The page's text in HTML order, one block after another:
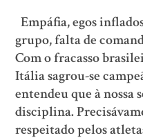
Empáfia, egos
grupo, falta de
Com o fracasso
Itália sagrou-se
entendeu que à
disciplina.
respeitado pelos